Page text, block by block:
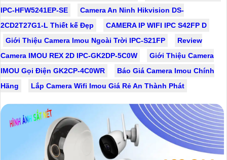
IPC-HFW5241EP-SE
Camera An Ninh Hikvision DS-
2CD2T27G1-L Thiết kế Đẹp
CAMERA IP WIFI IPC S42FP D
Giới Thiệu Camera Imou Ngoài Trời IPC-S21FP
Review
Camera IMOU REX 2D IPC-GK2DP-5C0W
Giới Thiệu Camera
IMOU Gọi Điện GK2CP-4C0WR
Báo Giá Camera Imou Chính
Hãng
Lắp Camera Wifi Imou Giá Rẻ An Thành Phát